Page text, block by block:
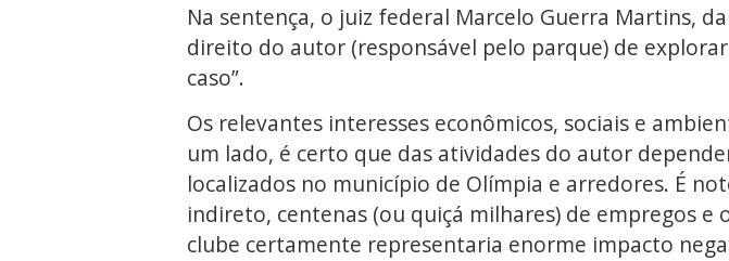
Na sentença, o juiz federal Marcelo Guerra Martins,
direito do autor (responsável pelo parque) de
caso”.
Os relevantes interesses econômicos, sociais e
um lado, é certo que das atividades do autor
localizados no município de Olímpia e arredores. É
indireto, centenas (ou quiçá milhares) de empregos
clube certamente representaria enorme impacto